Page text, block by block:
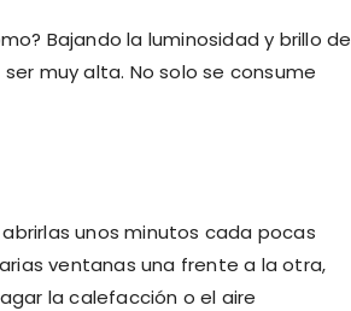
Bajando la luminosidad y brillo de
muy alta. No solo se consume
unos minutos cada pocas
ventanas una frente a la otra,
la calefacción o el aire